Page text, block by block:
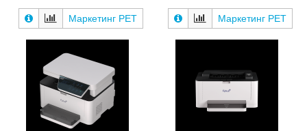
Маркетинг РЕТ Маркетинг РЕТ